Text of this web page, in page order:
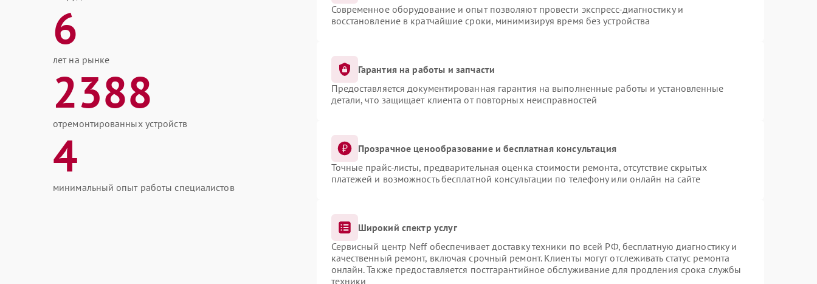
6
лет на рынке
2388
отремонтированных устройств
4
минимальный опыт работы специалистов
Современное оборудование и опыт позволяют провести экспресс-диагностику и
восстановление в кратчайшие сроки, минимизируя время без устройства
Гарантия на работы и запчасти
Предоставляется документированная гарантия на выполненные работы и установленные
детали, что защищает клиента от повторных неисправностей
Прозрачное ценообразование и бесплатная консультация
Точные прайс-листы, предварительная оценка стоимости ремонта, отсутствие скрытых
платежей и возможность бесплатной консультации по телефону или онлайн на сайте
Широкий спектр услуг
Сервисный центр Neff обеспечивает доставку техники по всей РФ, бесплатную диагностику и
качественный ремонт, включая срочный ремонт. Клиенты могут отслеживать статус ремонта
онлайн. Также предоставляется постгарантийное обслуживание для продления срока службы
техники